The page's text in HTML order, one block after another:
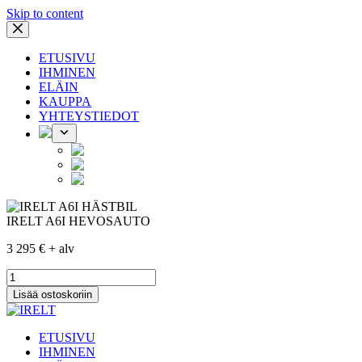
Skip to content
ETUSIVU
IHMINEN
ELÄIN
KAUPPA
YHTEYSTIEDOT
IRELT A6I HEVOSAUTO
3 295 € + alv
IRELT
A6I
HEVOSAUTO
määrä
Lisää ostoskoriin
ETUSIVU
IHMINEN